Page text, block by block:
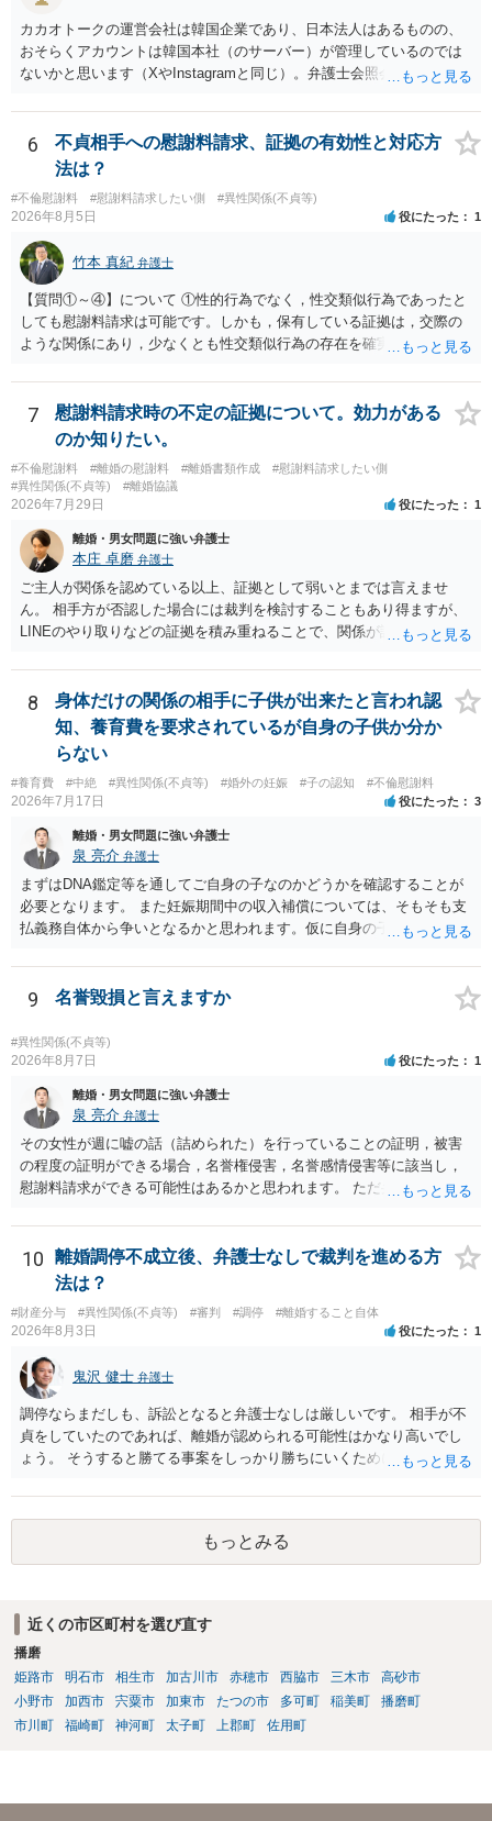
カカオトークの運営会社は韓国企業であり、日本法人はあるものの、
おそらくアカウントは韓国本社（のサーバー）が管理しているのでは
ないかと思います（XやInstagramと同じ）。弁護士会照会は日本法に
対する照会は基本的にできないと解されています（弁護士会によって
は例外的に認める扱いもありますが、かなり限定されているので一般
的ではないでしょう）。もし韓国本社がアカウント管理をしているな
ら、日本法人へ送っても「ウチでは管理していない」という回答にな
ります。 個人で直接他人のID情報の開示を求めても拒否されるでしょ
う。
6
不貞相手への慰謝料請求、証拠の有効性と対応方
法は？
#不倫慰謝料 #慰謝料請求したい側 #異性関係(不貞等)
2026年8月5日 役にたった 1
竹本 真紀 弁護士
【質問①～④】について ①性的行為でなく，性交類似行為であったと
しても慰謝料請求は可能です。しかも，保有している証拠は，交際の
ような関係にあり，少なくとも性交類似行為の存在を確実に証明でき
ことを窺わせるものです。）。ですから，慰謝料請求を進めることで
よいと思います。 ただ．慰謝料額については，婚姻破綻に至っていな
いとして，この点を考慮されることになるかもしれません。 ②夫との
今後のことを考えて書いてもらうか否かを検討するのがよいと思いま
す。今ある証拠以上のことを証明（証明力を強めることも含む）でき
るのであれば，前向きに検討を進めるという考え方でもよいでしょ
値と夫との関係との均衡のように思います。 ③行政書士に委任をして
いるのであれば，どのような内容の委任なのか不明ですが，その行政
書士との協議になると思います。請求するか，訴訟にするか，その点
の見極めや，相手方は性交類似行為は認めているのか，それさえも否
定しているのかによって，考え方・進め方は変わってくると思いま
あれば，本人（行政書士でも同じだと思います。）への対応ではあま
り変わらないように思います。減額で折り合えるなら本人様の交渉で
もよいように思いますが，ゼロかどうかの観点であれば，訴訟に進む
しかなくなるようにも思います。そうしますと，お近くの弁護士に相
談して進めることを検討した方がよいようにも思います。
7
慰謝料請求時の不定の証拠について。効力がある
のか知りたい。
#不倫慰謝料 #離婚の慰謝料 #離婚書類作成
#慰謝料請求したい側
#異性関係(不貞等)
#離婚協議
2026年7月29日 役にたった 1
離婚・男女問題に強い弁護士
本庄 卓磨 弁護士
ご主人が関係を認めている以上、証拠として弱いとまでは言えませ
ん。 相手方が否認した場合には裁判を検討することもあり得ますが、
LINEのやり取りなどの証拠を積み重ねることで、関係が認定される余
個別の事情によりますので、お早めに弁護士に相談されることをおす
すめします。
8
身体だけの関係の相手に子供が出来たと言われ認
知、養育費を要求されているが自身の子供か分か
らない
#養育費 #中絶 #異性関係(不貞等) #婚外の妊娠 #子の認知 #不倫慰謝料
2026年7月17日 役にたった 3
離婚・男女問題に強い弁護士
泉 亮介 弁護士
まずはDNA鑑定等を通してご自身の子なのかどうかを確認することが
必要となります。 また妊娠期間中の収入補償については、そもそも支
払義務自体から争いとなるかと思われます。仮に自身の子であったと
相手に弁護士がついているということであれば、依頼をするかしない
かは別として一度ご自身も個別に弁護士に相談をされたほうが良いで
9 名誉毀損と言えますか
#異性関係(不貞等)
2026年8月7日 役にたった 1
離婚・男女問題に強い弁護士
泉 亮介 弁護士
その女性が週に嘘の話（詰められた）を行っていることの証明，被害
の程度の証明ができる場合，名誉権侵害，名誉感情侵害等に該当し，
慰謝料請求ができる可能性はあるかと思われます。 ただ弁護士費用を
た方が良いでしょう。
10
離婚調停不成立後、弁護士なしで裁判を進める方
法は？
#財産分与 #異性関係(不貞等) #審判 #調停 #離婚すること自体
2026年8月3日 役にたった 1
鬼沢 健士 弁護士
調停ならまだしも、訴訟となると弁護士なしは厳しいです。 相手が不
貞をしていたのであれば、離婚が認められる可能性はかなり高いでし
ょう。 そうすると勝てる事案をしっかり勝ちにいくためにも弁護士委
もっとみる
近くの市区町村を選び直す
播磨
姫路市
明石市 相生市 加古川市 赤穂市 西脇市 三木市
高砂市
小野市
加西市 宍粟市 加東市 たつの市 多可町 稲美町
播磨町
市川町
福崎町 神河町 太子町 上郡町 佐用町